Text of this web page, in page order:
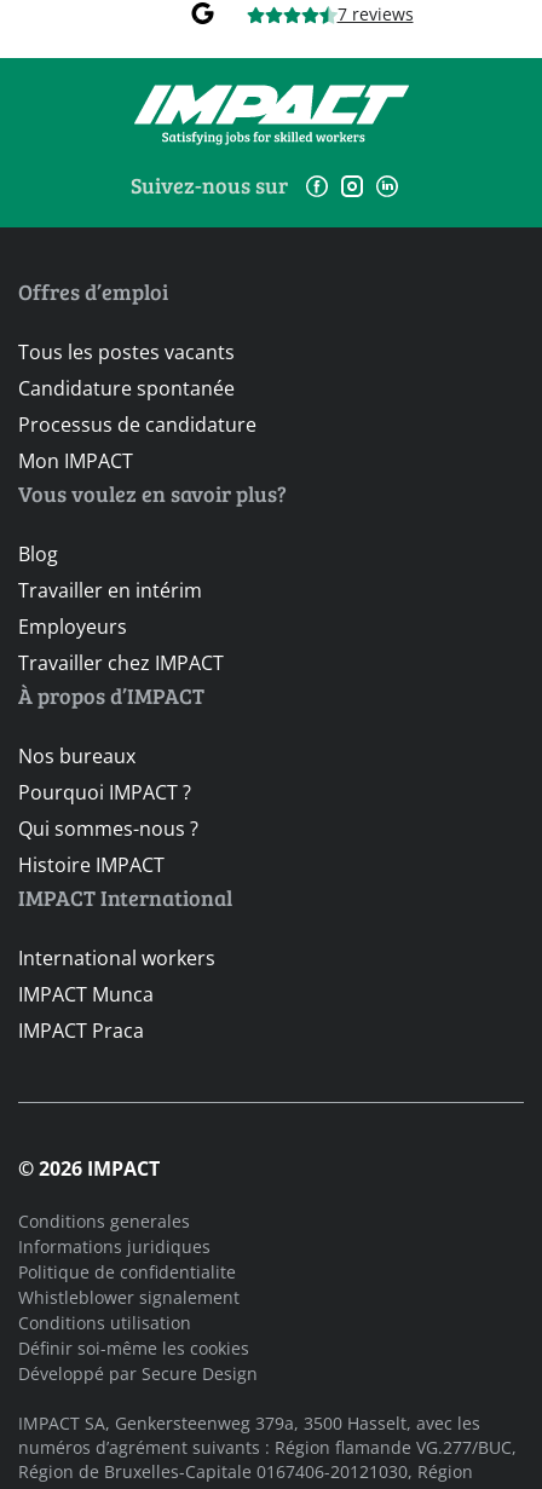
7 reviews
Suivez-nous sur
Offres d’emploi
Tous les postes vacants
Candidature spontanée
Processus de candidature
Mon IMPACT
Vous voulez en savoir plus?
Blog
Travailler en intérim
Employeurs
Travailler chez IMPACT
À propos d’IMPACT
Nos bureaux
Pourquoi IMPACT ?
Qui sommes-nous ?
Histoire IMPACT
IMPACT International
International workers
IMPACT Munca
IMPACT Praca
© 2026 IMPACT
Conditions generales
Informations juridiques
Politique de confidentialite
Whistleblower signalement
Conditions utilisation
Définir soi-même les cookies
Développé par Secure Design
IMPACT SA, Genkersteenweg 379a, 3500 Hasselt, avec les
numéros d’agrément suivants : Région flamande VG.277/BUC,
Région de Bruxelles-Capitale 0167406-20121030, Région